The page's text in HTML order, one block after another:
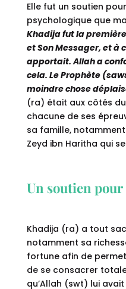
Elle fut un soutien
psychologique que
Khadija fut la
et Son Messager, et à
apportait. Allah a
cela. Le Prophète
moindre chose
(ra) était aux côtés
chacune de ses
sa famille,
Zeyd ibn Haritha qui
Un soutien pour
Khadija (ra) a tout
notamment sa
fortune afin de
de se consacrer
qu’Allah (swt) lui